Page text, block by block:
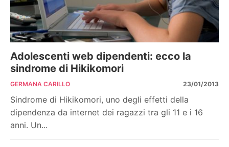
Adolescenti web dipendenti: ecco la
sindrome di Hikikomori
GERMANA CARILLO 23/01/2013
Sindrome di Hikikomori, uno degli effetti della
dipendenza da internet dei ragazzi tra gli 11 e i 16
anni. Un...